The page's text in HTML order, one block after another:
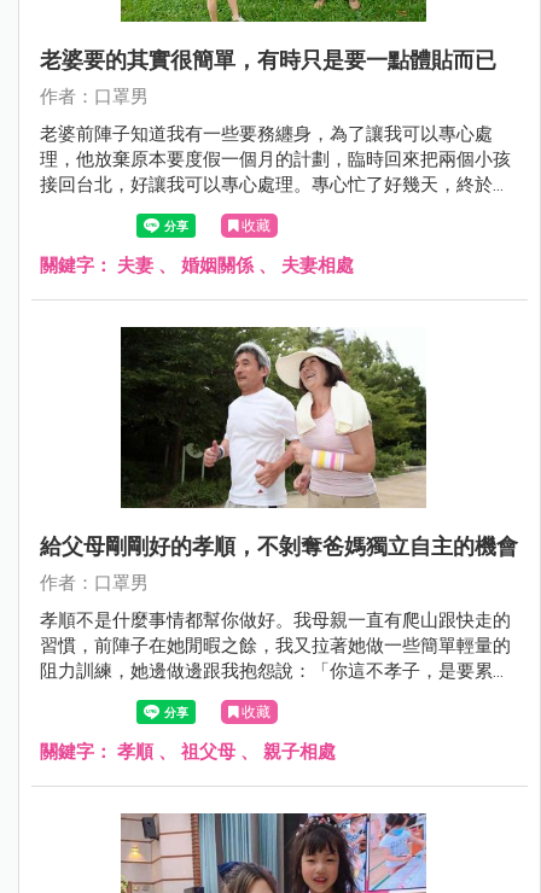
老婆要的其實很簡單，有時只是要一點體貼而已
作者：口罩男
老婆前陣子知道我有一些要務纏身，為了讓我可以專心處
理，他放棄原本要度假一個月的計劃，臨時回來把兩個小孩
接回台北，好讓我可以專心處理。專心忙了好幾天，終於把
部分的工作消化完，看了一下手機訊息，老婆擔心的問我有
沒有吃飯、工作來得及嗎？一直很內疚道歉說，都是他不在
家讓我顧小孩才會導致工作做不完，邊道歉邊跟我說：「老
收藏
關鍵字： 夫妻 、 婚姻關係 、 夫妻相處
給父母剛剛好的孝順，不剝奪爸媽獨立自主的機會
作者：口罩男
孝順不是什麼事情都幫你做好。我母親一直有爬山跟快走的
習慣，前陣子在她閒暇之餘，我又拉著她做一些簡單輕量的
阻力訓練，她邊做邊跟我抱怨說：「你這不孝子，是要累死
我嗎？」我笑著對她說：「這是為你好，剩最後一下，做完
我們就休息。」
收藏
關鍵字： 孝順 、 祖父母 、 親子相處